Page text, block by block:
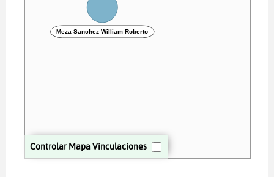
Controlar Mapa Vinculaciones
Meza Sanchez William Roberto